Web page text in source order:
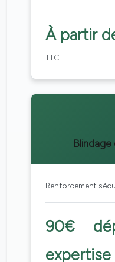
À partir
TTC
Renforcement
90€